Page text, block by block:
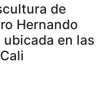
de
Hernando
ubicada en las